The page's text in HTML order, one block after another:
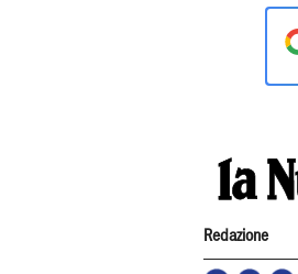
Redazione